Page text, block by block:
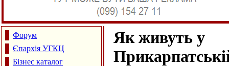
Форум
Єпархія УГКЦ
Бізнес каталог
Як живуть у